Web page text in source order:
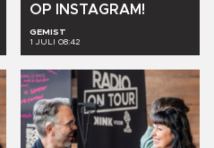
OP
INSTAGRAM!
GEMIST
1 JULI 08:42